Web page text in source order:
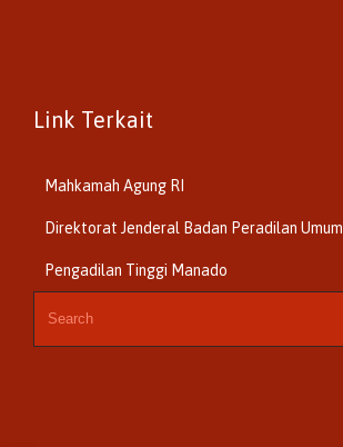
Link Terkait
Mahkamah Agung RI
Direktorat Jenderal Badan Peradilan Umum
Pengadilan Tinggi Manado